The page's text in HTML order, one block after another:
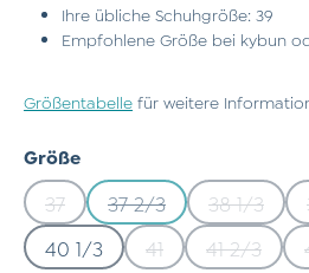
Ihre übliche Schuhgröße: 39
Empfohlene Größe bei kybun
Größentabelle für weitere
Größeauswählen
37(Diese Option ist zurzeit nicht
37 2/3(Diese Option ist
38 1/3(Diese
40 1/3 41(Diese Option ist
41 2/3
(Diese